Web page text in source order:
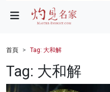
財經
健康
首頁 Tag: 大和解
Tag: 大和解